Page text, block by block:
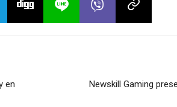
en
Newskill Gaming